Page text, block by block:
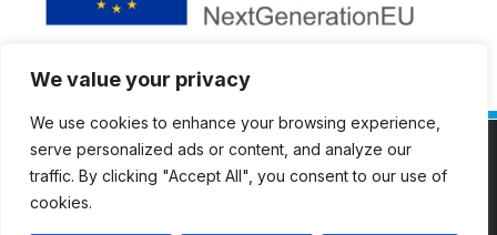
We value your privacy
We use cookies to enhance your browsing experience,
serve personalized ads or content, and analyze our
traffic. By clicking "Accept All", you consent to our use of
cookies.
©2023 INGENOVA servicios de ingeniería
Utilizamos cookies para ofrecerte la mejor experiencia en
nuestra web.
Puedes aprender más sobre qué cookies utilizamos o